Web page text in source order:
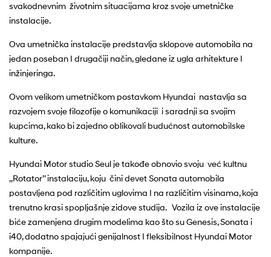
svakodnevnim životnim situacijama kroz svoje umetničke
instalacije.
Ova umetnička instalacije predstavlja sklopove automobila na
jedan poseban I drugačiji način, gledane iz ugla arhitekture I
inžinjeringa.
Ovom velikom umetničkom postavkom Hyundai nastavlja sa
razvojem svoje filozofije o komunikaciji i saradnji sa svojim
kupcima, kako bi zajedno oblikovali budućnost automobilske
kulture.
Hyundai Motor studio Seul je takođe obnovio svoju već kultnu
,,Rotator’’ instalaciju, koju čini devet Sonata automobila
postavljena pod različitim uglovima I na različitim visinama, koja
trenutno krasi spopljašnje zidove studija. Vozila iz ove instalacije
biće zamenjena drugim modelima kao što su Genesis, Sonata i
i40, dodatno spajajući genijalnost I fleksibilnost Hyundai Motor
kompanije.